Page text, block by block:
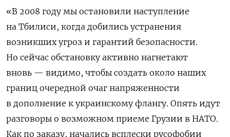
«В 2008 году мы остановили наступление
на Тбилиси, когда добились устранения
возникших угроз и гарантий безопасности.
Но сейчас обстановку активно нагнетают
вновь — видимо, чтобы создать около наших
границ очередной очаг напряженности
в дополнение к украинскому флангу. Опять идут
разговоры о возможном приеме Грузии в НАТО.
Как по заказу, начались всплески русофобии